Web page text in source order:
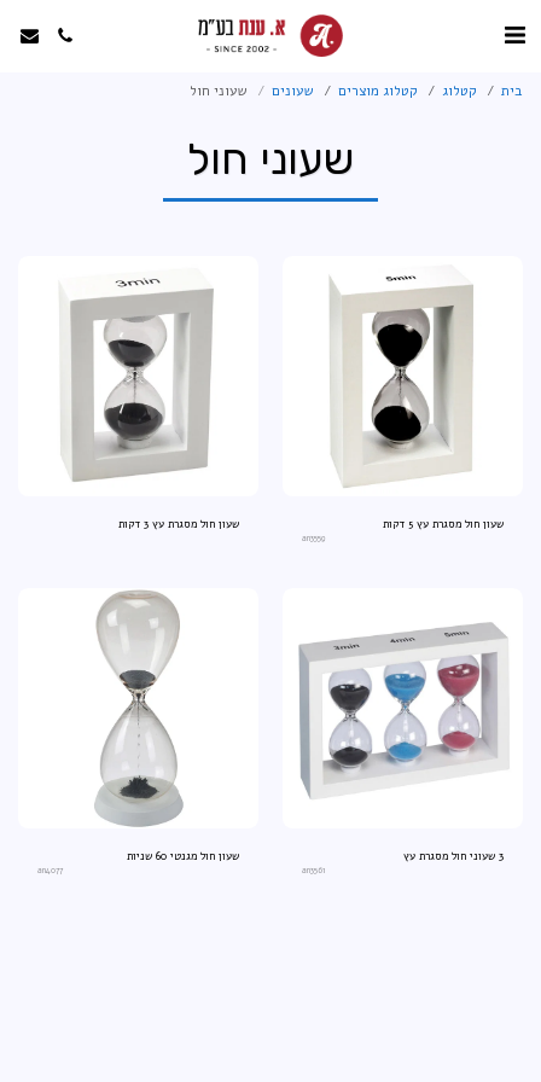
בית קטלוג קטלוג מוצרים שעונים שעוני חול
שעוני חול
שעון חול מסגרת עץ 5 דקות
an3559
שעון חול מסגרת עץ 3 דקות
3 שעוני חול מסגרת עץ
an3561
שעון חול מגנטי 60 שניות
an4077